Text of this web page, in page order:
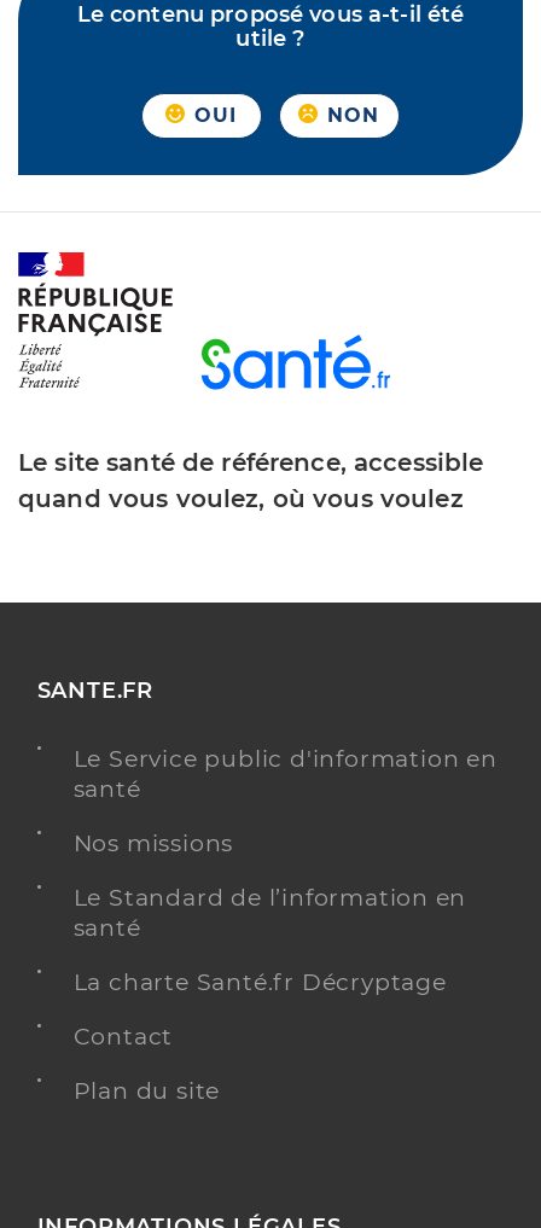
Le contenu proposé vous a-t-il été
utile ?
OUI NON
Le site santé de référence, accessible
quand vous voulez, où vous voulez
SANTE.FR
Le Service public d'information en
santé
Nos missions
Le Standard de l’information en
santé
La charte Santé.fr Décryptage
Contact
Plan du site